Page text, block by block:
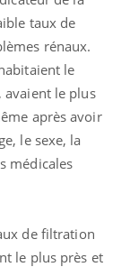
taux de
rénaux.
le
le plus
après avoir
le sexe, la
médicales
de filtration
le plus près et